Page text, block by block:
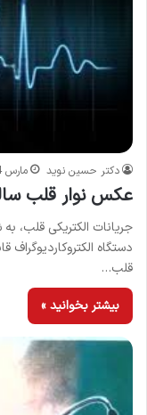
دکتر حسین نوید مارس 4, 2014
عکس نوار قلب
جریانات الکتریکی قلب،
دستگاه
قلب…
بیشتر بخوانید »